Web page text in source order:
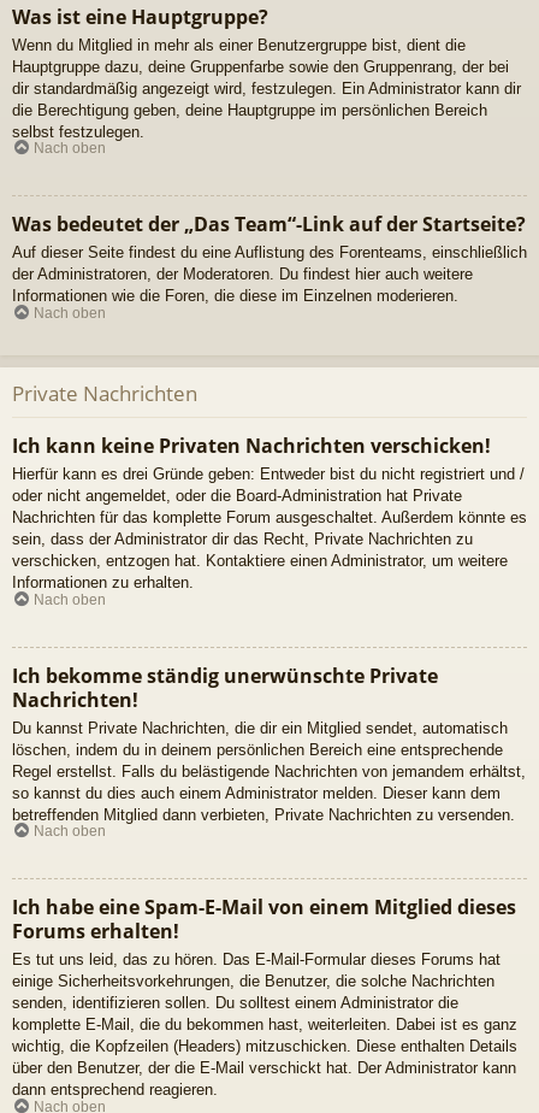
Was ist eine Hauptgruppe?
Wenn du Mitglied in mehr als einer Benutzergruppe bist, dient die
Hauptgruppe dazu, deine Gruppenfarbe sowie den Gruppenrang, der bei
dir standardmäßig angezeigt wird, festzulegen. Ein Administrator kann dir
die Berechtigung geben, deine Hauptgruppe im persönlichen Bereich
selbst festzulegen.
Nach oben
Was bedeutet der „Das Team“-Link auf der Startseite?
Auf dieser Seite findest du eine Auflistung des Forenteams, einschließlich
der Administratoren, der Moderatoren. Du findest hier auch weitere
Informationen wie die Foren, die diese im Einzelnen moderieren.
Nach oben
Private Nachrichten
Ich kann keine Privaten Nachrichten verschicken!
Hierfür kann es drei Gründe geben: Entweder bist du nicht registriert und /
oder nicht angemeldet, oder die Board-Administration hat Private
Nachrichten für das komplette Forum ausgeschaltet. Außerdem könnte es
sein, dass der Administrator dir das Recht, Private Nachrichten zu
verschicken, entzogen hat. Kontaktiere einen Administrator, um weitere
Informationen zu erhalten.
Nach oben
Ich bekomme ständig unerwünschte Private
Nachrichten!
Du kannst Private Nachrichten, die dir ein Mitglied sendet, automatisch
löschen, indem du in deinem persönlichen Bereich eine entsprechende
Regel erstellst. Falls du belästigende Nachrichten von jemandem erhältst,
so kannst du dies auch einem Administrator melden. Dieser kann dem
betreffenden Mitglied dann verbieten, Private Nachrichten zu versenden.
Nach oben
Ich habe eine Spam-E-Mail von einem Mitglied dieses
Forums erhalten!
Es tut uns leid, das zu hören. Das E-Mail-Formular dieses Forums hat
einige Sicherheitsvorkehrungen, die Benutzer, die solche Nachrichten
senden, identifizieren sollen. Du solltest einem Administrator die
komplette E-Mail, die du bekommen hast, weiterleiten. Dabei ist es ganz
wichtig, die Kopfzeilen (Headers) mitzuschicken. Diese enthalten Details
über den Benutzer, der die E-Mail verschickt hat. Der Administrator kann
dann entsprechend reagieren.
Nach oben